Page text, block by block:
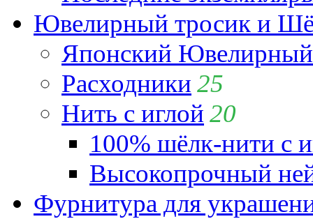
Ювелирный тросик и
Японский
Расходники 25
Нить с иглой 20
100% шёлк-нити с
Высокопрочный
Фурнитура для